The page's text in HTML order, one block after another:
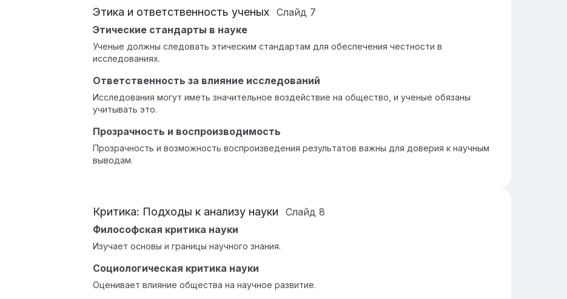
Этика и ответственность ученых Слайд 7
Этические стандарты в науке
Ученые должны следовать этическим стандартам для обеспечения честности в
исследованиях.
Ответственность за влияние исследований
Исследования могут иметь значительное воздействие на общество, и ученые обязаны
учитывать это.
Прозрачность и воспроизводимость
Прозрачность и возможность воспроизведения результатов важны для доверия к научным
выводам.
Критика: Подходы к анализу науки Слайд 8
Философская критика науки
Изучает основы и границы научного знания.
Социологическая критика науки
Оценивает влияние общества на научное развитие.